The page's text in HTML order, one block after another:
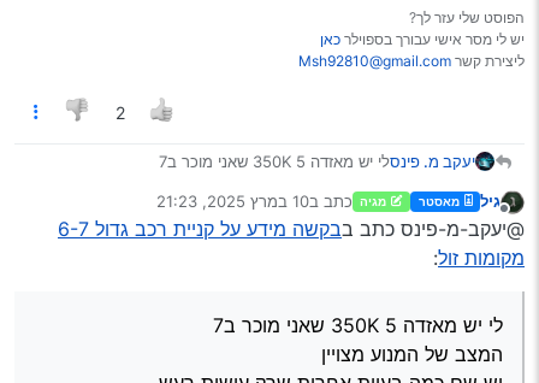
הפוסט שלי עזר לך?
יש לי מסר אישי עבורך בספוילר כאן
ליצירת קשר Msh92810@gmail.com
2
יעקב מ. פינסלי יש מאזדה 5 350K שאני מוכר ב7
יש שם כמה בעיות אחרות שרק עושות רעש
גיל מאסטר מגיה כתב ב10 במרץ 2025, 21:23
נערך לאחרונה על ידי
@יעקב-מ-פינס כתב ב
בקשה מידע על קניית רכב גדול 6-7
מקומות זול:
לי יש מאזדה 5 350K שאני מוכר ב7
המצב של המנוע מצויין